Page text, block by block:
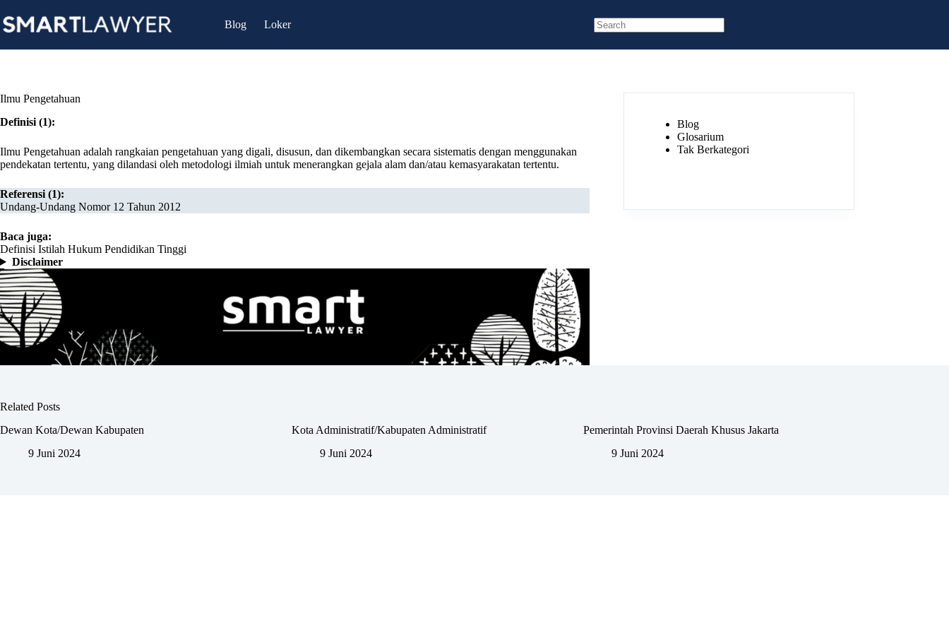
to
content
Blog
Loker
results
Ilmu Pengetahuan
Definisi (1):
Ilmu Pengetahuan adalah rangkaian pengetahuan yang digali, disusun, dan dikembangkan secara sistematis dengan menggunakan
pendekatan tertentu, yang dilandasi oleh metodologi ilmiah untuk menerangkan gejala alam dan/atau kemasyarakatan tertentu.
Referensi (1):
Undang-Undang Nomor 12 Tahun 2012
Baca juga:
Definisi Istilah Hukum Pendidikan Tinggi
Disclaimer
Blog
Glosarium
Tak Berkategori
Related Posts
Dewan Kota/Dewan Kabupaten
9 Juni 2024
Kota Administratif/Kabupaten Administratif
9 Juni 2024
Pemerintah Provinsi Daerah Khusus Jakarta
9 Juni 2024